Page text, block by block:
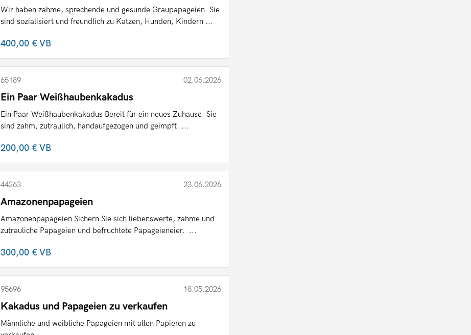
Wir haben zahme, sprechende und gesunde Graupapageien. Sie
sind sozialisiert und freundlich zu Katzen, Hunden, Kindern ...
400,00 €VB
65189 02.06.2026
Ein Paar Weißhaubenkakadus
Ein Paar Weißhaubenkakadus Bereit für ein neues Zuhause. Sie
sind zahm, zutraulich, handaufgezogen und geimpft. ...
200,00 €VB
44263 23.06.2026
Amazonenpapageien
Amazonenpapageien Sichern Sie sich liebenswerte, zahme und
zutrauliche Papageien und befruchtete Papageieneier. ...
300,00 €VB
95696 18.05.2026
Kakadus und Papageien zu verkaufen
Männliche und weibliche Papageien mit allen Papieren zu